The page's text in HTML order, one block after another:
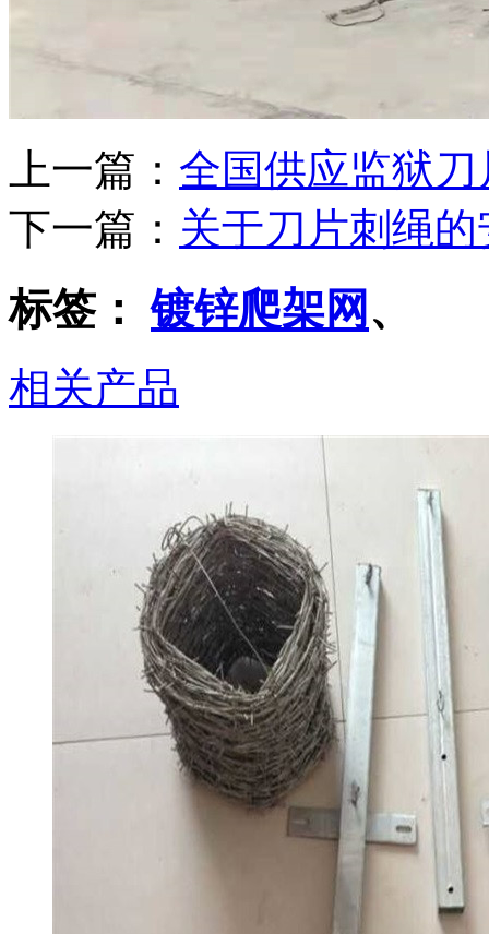
上一篇： 全国供应监狱
下一篇： 关于刀片刺绳
标签：镀锌爬架网 、
相关产品